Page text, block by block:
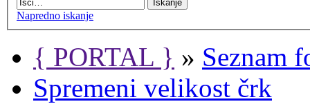
Napredno iskanje
{ PORTAL } » Seznam
Spremeni velikost črk